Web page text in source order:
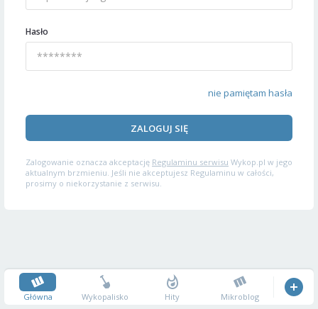
Hasło
nie pamiętam hasła
ZALOGUJ SIĘ
Zalogowanie oznacza akceptację Regulaminu serwisu Wykop.pl w jego
aktualnym brzmieniu. Jeśli nie akceptujesz Regulaminu w całości,
prosimy o niekorzystanie z serwisu.
Główna Wykopalisko Hity Mikroblog